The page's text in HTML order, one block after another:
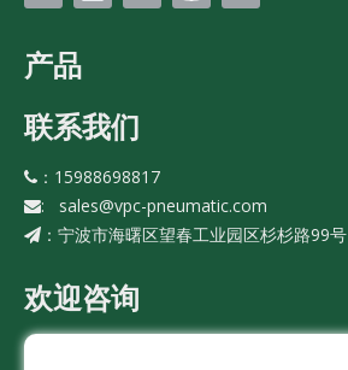
产品
联系我们
 ：15988698817
: sales@vpc-pneumatic.com
： 宁波市海曙区望春工业园区杉杉路99号
欢迎咨询